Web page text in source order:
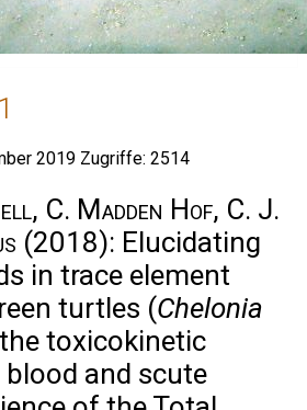
2019 Zugriffe: 2514
C. Madden Hof, C. J.
(2018): Elucidating
in trace element
turtles (Chelonia
toxicokinetic
and scute